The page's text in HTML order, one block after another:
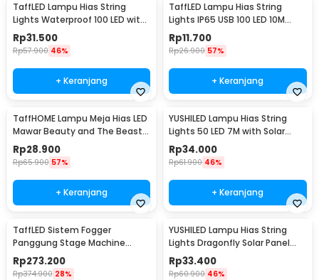
TaffLED Lampu Hias String
Lights Waterproof 100 LED with
Solar Panel - M071
Rp31.500
Rp57.900 46%
+ Keranjang
TaffLED Lampu Hias String
Lights IP65 USB 100 LED 10M
Warm White - TDC-01
Rp11.700
Rp26.900 57%
+ Keranjang
TaffHOME Lampu Meja Hias LED
Mawar Beauty and The Beast
Warm White - AC01
Rp28.900
Rp65.900 57%
+ Keranjang
YUSHILED Lampu Hias String
Lights 50 LED 7M with Solar
Panel - M072
Rp34.000
Rp61.900 46%
+ Keranjang
TaffLED Sistem Fogger
Panggung Stage Machine
Ejector with RGB LED - KY-
LED500
Rp273.200
Rp374.900 28%
YUSHILED Lampu Hias String
Lights Dragonfly Solar Panel
IP65 8 Modes 20 LED - M088
Rp33.400
Rp60.900 46%